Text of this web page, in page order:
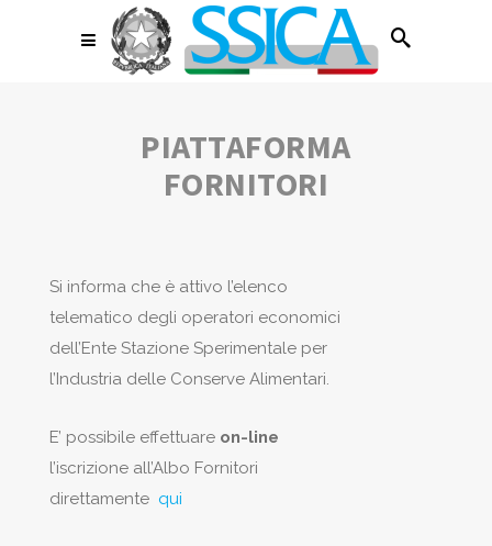
PIATTAFORMA
FORNITORI
Si informa che è attivo l’elenco
telematico degli operatori economici
dell’Ente Stazione Sperimentale per
l’Industria delle Conserve Alimentari.
E’ possibile effettuare on-line
l’iscrizione all’Albo Fornitori
direttamente qui